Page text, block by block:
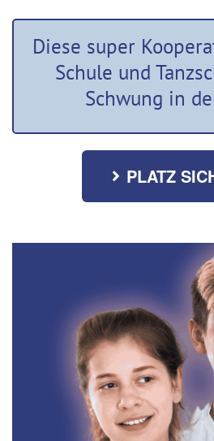
Diese super
Schule und
Schwung in
PLATZ